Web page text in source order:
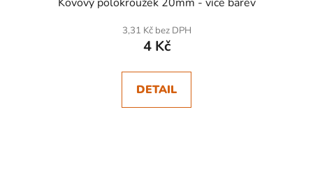
3,31 Kč bez DPH
4 Kč
DETAIL